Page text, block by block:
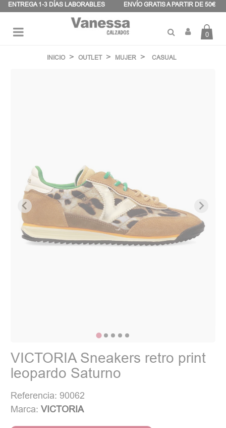
ENTREGA 1-3 DÍAS LABORABLES ENVÍO GRATIS A PARTIR DE 50€
palanca
0
INICIO OUTLET MUJER CASUAL
VICTORIA Sneakers retro print
leopardo Saturno
Referencia: 90062
Marca:VICTORIA
Panel de gestión de cookies